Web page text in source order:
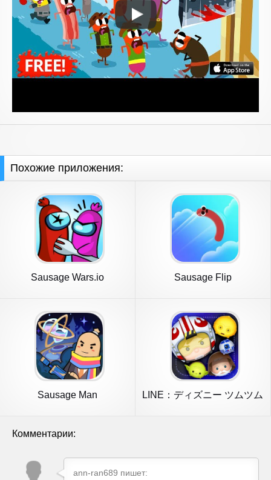
Похожие приложения:
Sausage Wars.io Sausage Flip
Sausage Man LINE：ディズニー ツムツム
Комментарии:
ann-ran689 пишет: